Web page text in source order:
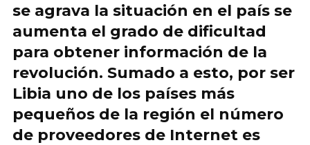
se agrava la situación en el país se
aumenta el grado de dificultad
para obtener información de la
revolución. Sumado a esto, por ser
Libia uno de los países más
pequeños de la región el número
de proveedores de Internet es